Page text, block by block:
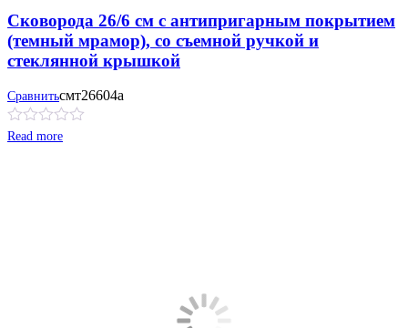
Сковорода 26/6 см с антипригарным покрытием
(темный мрамор), со съемной ручкой и
стеклянной крышкой
Сравнитьсмт26604а
Read more